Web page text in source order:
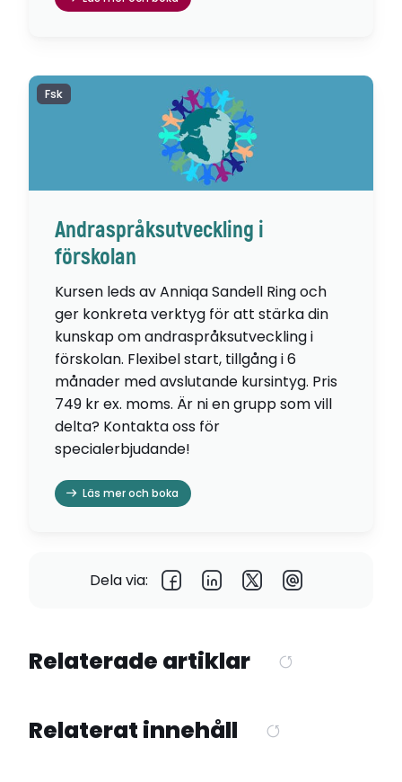
Andraspråksutveckling i
förskolan
Kursen leds av Anniqa Sandell Ring och
ger konkreta verktyg för att stärka din
kunskap om andraspråksutveckling i
förskolan. Flexibel start, tillgång i 6
månader med avslutande kursintyg. Pris
749 kr ex. moms. Är ni en grupp som vill
delta? Kontakta oss för
specialerbjudande!
Läs mer och boka
Fsk
Dela via:
Relaterade artiklar
Relaterat innehåll